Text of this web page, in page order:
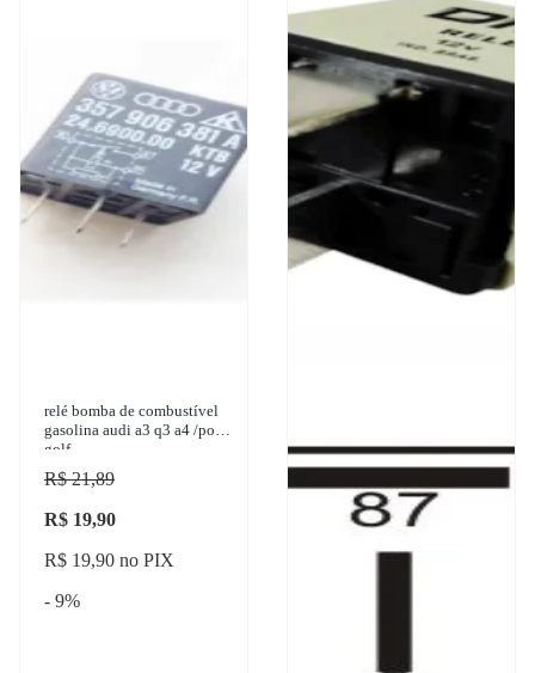
relé bomba de combustível
gasolina audi a3 q3 a4 /polo
golf
R$ 21,89
R$ 19,90
R$ 19,90 no PIX
- 9%